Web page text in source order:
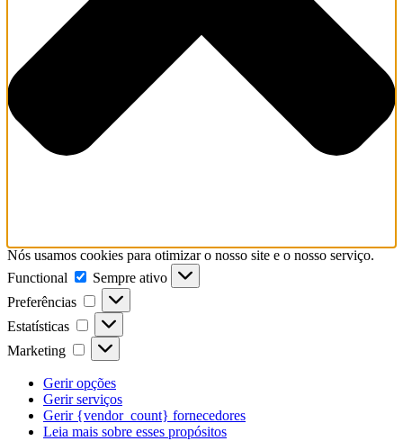
Nós usamos cookies para otimizar o nosso site e o nosso serviço.
Functional
Functional
Sempre ativo
Preferências
Preferências
Estatísticas Estatísticas
Marketing Marketing
Gerir opções
Gerir serviços
Gerir {vendor_count} fornecedores
Leia mais sobre esses propósitos